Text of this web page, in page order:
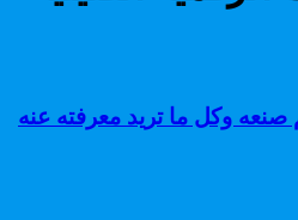
صنعه وكل ما تريد معرفته عنه